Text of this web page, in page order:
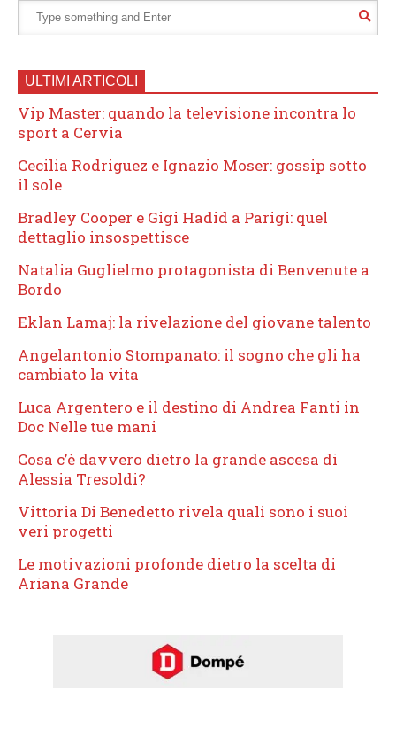
ULTIMI ARTICOLI
Vip Master: quando la televisione incontra lo
sport a Cervia
Cecilia Rodriguez e Ignazio Moser: gossip sotto
il sole
Bradley Cooper e Gigi Hadid a Parigi: quel
dettaglio insospettisce
Natalia Guglielmo protagonista di Benvenute a
Bordo
Eklan Lamaj: la rivelazione del giovane talento
Angelantonio Stompanato: il sogno che gli ha
cambiato la vita
Luca Argentero e il destino di Andrea Fanti in
Doc Nelle tue mani
Cosa c’è davvero dietro la grande ascesa di
Alessia Tresoldi?
Vittoria Di Benedetto rivela quali sono i suoi
veri progetti
Le motivazioni profonde dietro la scelta di
Ariana Grande